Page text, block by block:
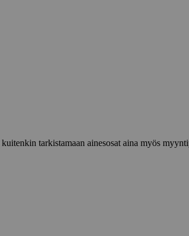
tarkistamaan ainesosat aina myös